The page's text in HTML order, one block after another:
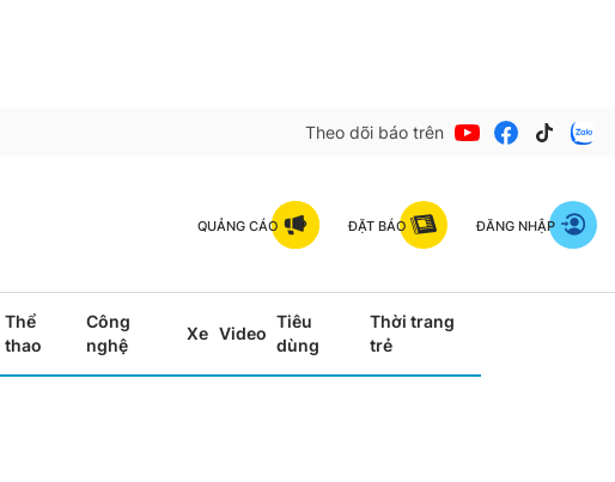
Theo dõi báo trên
QUẢNG CÁO ĐẶT BÁO ĐĂNG NHẬP
Thể
thao
Công
nghệ
Xe Video
Tiêu
dùng
Thời trang
trẻ